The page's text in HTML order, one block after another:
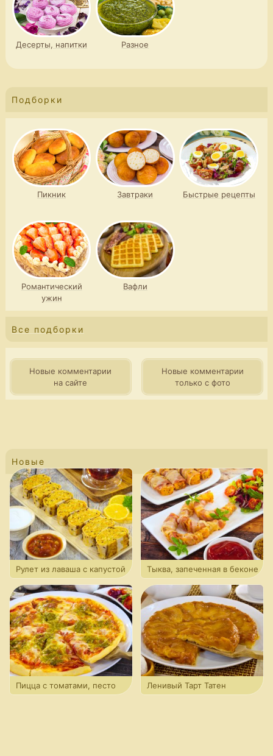
Десерты, напитки Разное
Подборки
Пикник Завтраки Быстрые рецепты
Романтический
ужин
Вафли
Все подборки
Новые комментарии
на сайте
Новые комментарии
только с фото
Новые
Рулет из лаваша с капустой Тыква, запеченная в беконе
Пицца с томатами, песто
Ленивый Тарт Татен